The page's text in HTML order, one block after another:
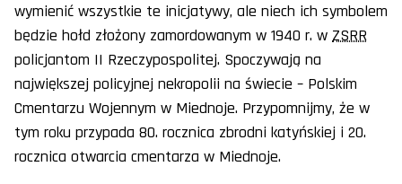
wymienić wszystkie te inicjatywy, ale niech ich symbolem
będzie hołd złożony zamordowanym w 1940 r. w ZSRR
policjantom II Rzeczypospolitej. Spoczywają na
największej policyjnej nekropolii na świecie – Polskim
Cmentarzu Wojennym w Miednoje. Przypomnijmy, że w
tym roku przypada 80. rocznica zbrodni katyńskiej i 20.
rocznica otwarcia cmentarza w Miednoje.